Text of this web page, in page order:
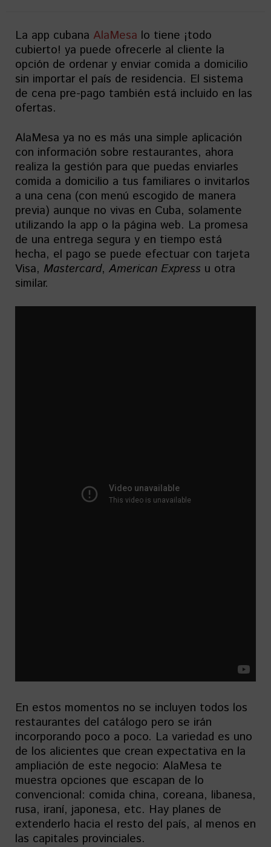
La app cubana AlaMesa lo tiene ¡todo
cubierto! ya puede ofrecerle al cliente la
opción de ordenar y enviar comida a domicilio
sin importar el país de residencia. El sistema
de cena pre-pago también está incluido en las
ofertas.
AlaMesa ya no es más una simple aplicación
con información sobre restaurantes, ahora
realiza la gestión para que puedas enviarles
comida a domicilio a tus familiares o invitarlos
a una cena (con menú escogido de manera
previa) aunque no vivas en Cuba, solamente
utilizando la app o la página web. La promesa
de una entrega segura y en tiempo está
hecha, el pago se puede efectuar con tarjeta
Visa, Mastercard, American Express u otra
similar.
En estos momentos no se incluyen todos los
restaurantes del catálogo pero se irán
incorporando poco a poco. La variedad es uno
de los alicientes que crean expectativa en la
ampliación de este negocio: AlaMesa te
muestra opciones que escapan de lo
convencional: comida china, coreana, libanesa,
rusa, iraní, japonesa, etc. Hay planes de
extenderlo hacia el resto del país, al menos en
las capitales provinciales.